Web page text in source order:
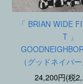
「 BRIAN WIDE
T 」
（グッドネイバ
24,200円(税